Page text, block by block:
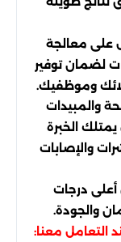
على معالجة
لضمان توفير
وموظفيك.
والمبيدات
الخبرة
والإصابات
درجات
والجودة.
التعامل معنا: